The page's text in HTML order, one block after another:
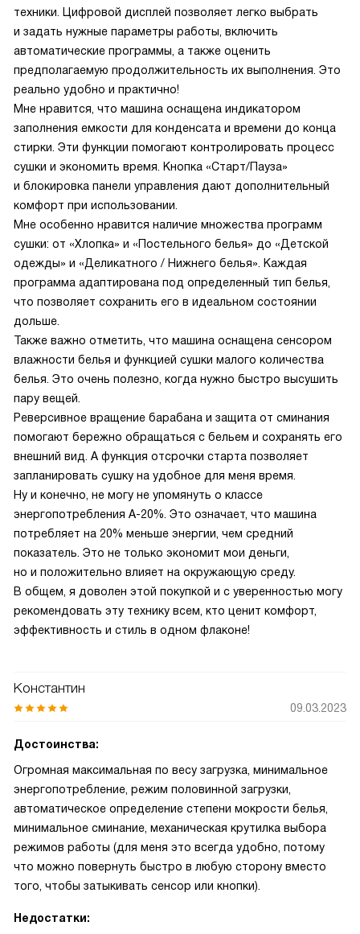
техники. Цифровой дисплей позволяет легко выбрать
и задать нужные параметры работы, включить
автоматические программы, а также оценить
предполагаемую продолжительность их выполнения. Это
реально удобно и практично!
Мне нравится, что машина оснащена индикатором
заполнения емкости для конденсата и времени до конца
стирки. Эти функции помогают контролировать процесс
сушки и экономить время. Кнопка «Старт/Пауза»
и блокировка панели управления дают дополнительный
комфорт при использовании.
Мне особенно нравится наличие множества программ
сушки: от «Хлопка» и «Постельного белья» до «Детской
одежды» и «Деликатного / Нижнего белья». Каждая
программа адаптирована под определенный тип белья,
что позволяет сохранить его в идеальном состоянии
дольше.
Также важно отметить, что машина оснащена сенсором
влажности белья и функцией сушки малого количества
белья. Это очень полезно, когда нужно быстро высушить
пару вещей.
Реверсивное вращение барабана и защита от сминания
помогают бережно обращаться с бельем и сохранять его
внешний вид. А функция отсрочки старта позволяет
запланировать сушку на удобное для меня время.
Ну и конечно, не могу не упомянуть о классе
энергопотребления A-20%. Это означает, что машина
потребляет на 20% меньше энергии, чем средний
показатель. Это не только экономит мои деньги,
но и положительно влияет на окружающую среду.
В общем, я доволен этой покупкой и с уверенностью могу
рекомендовать эту технику всем, кто ценит комфорт,
эффективность и стиль в одном флаконе!
Константин
09.03.2023
Достоинства:
Огромная максимальная по весу загрузка, минимальное
энергопотребление, режим половинной загрузки,
автоматическое определение степени мокрости белья,
минимальное сминание, механическая крутилка выбора
режимов работы (для меня это всегда удобно, потому
что можно повернуть быстро в любую сторону вместо
того, чтобы затыкивать сенсор или кнопки).
Недостатки: